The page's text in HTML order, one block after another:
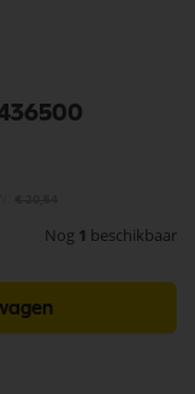
Nog 1 beschikbaar